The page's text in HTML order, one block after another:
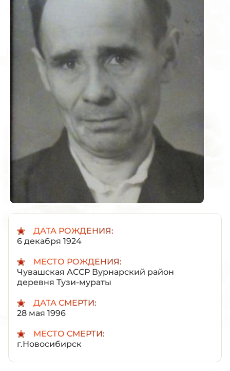
ДАТА РОЖДЕНИЯ:
6 декабря 1924
МЕСТО РОЖДЕНИЯ:
Чувашская АССР Вурнарский район
деревня Тузи-мураты
ДАТА СМЕРТИ:
28 мая 1996
МЕСТО СМЕРТИ:
г.Новосибирск